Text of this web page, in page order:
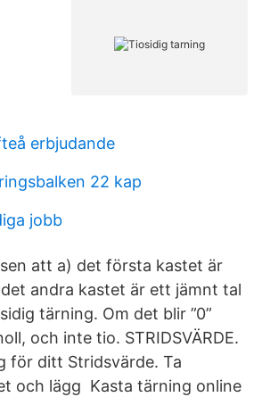
erbjudande
22 kap
jobb
att a) det första kastet är
andra kastet är ett jämnt tal
tärning. Om det blir ”0”
och inte tio. STRIDSVÄRDE.
för ditt Stridsvärde. Ta
och lägg Kasta tärning online